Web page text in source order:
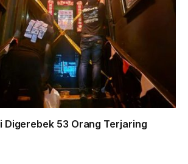
Digerebek 53 Orang Terjaring